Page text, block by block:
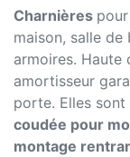
Charnières
maison, salle
armoires. Haute
amortisseur
porte. Elles
coudée pour
montage